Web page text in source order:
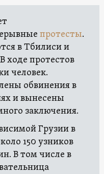
протесты.
в Тбилиси и
ходе протестов
человек.
обвинения в
и вынесены
заключения.
Грузии в
150 узников
В том числе в